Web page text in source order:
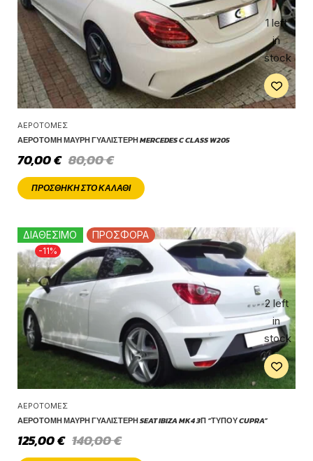
1 left
in
stock
ΑΕΡΟΤΟΜΈΣ
ΑΕΡΟΤΟΜΉ ΜΑΎΡΗ ΓΥΑΛΙΣΤΕΡΉ MERCEDES C CLASS W205
80,00€
70,00€
ΠΡΟΣΘΉΚΗ ΣΤΟ ΚΑΛΆΘΙ
-11%
ΔΙΑΘΕΣΙΜΟ ΠΡΟΣΦΟΡΑ
2 left
in
stock
ΑΕΡΟΤΟΜΈΣ
ΑΕΡΟΤΟΜΉ ΜΑΎΡΗ ΓΥΑΛΙΣΤΕΡΉ SEAT IBIZA MK4 3Π “ΤΎΠΟΥ CUPRA”
140,00€
125,00€